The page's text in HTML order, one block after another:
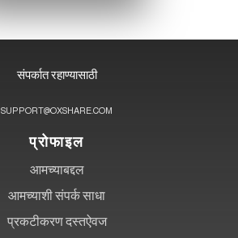
संपर्कात रहाण्यासाठी
SUPPORT@OXSHARE.COM
प्रोफाइल
आमच्याबद्दल
आमच्याशी संपर्क साधा
प्रकटीकरण दस्तऐवज